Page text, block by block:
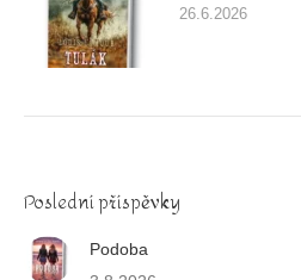
26.6.2026
Poslední příspěvky
Podoba